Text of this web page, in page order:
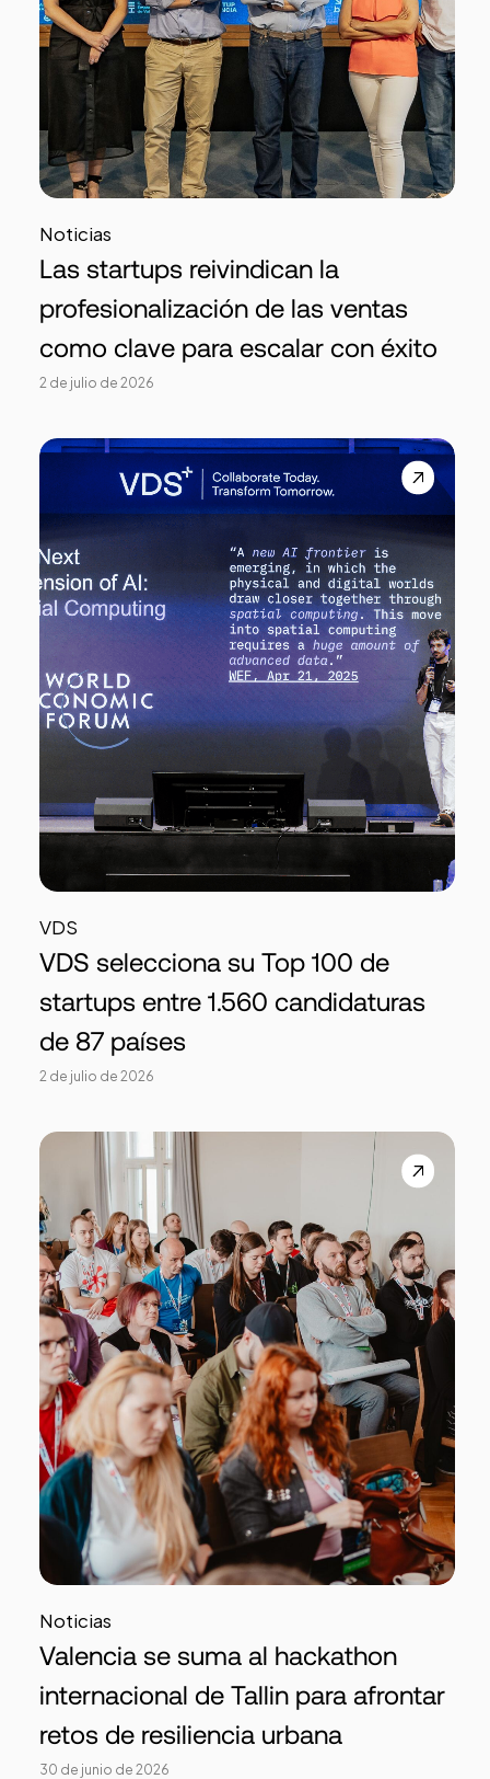
Noticias
Las startups reivindican la
profesionalización de las ventas
como clave para escalar con éxito
2 de julio de 2026
VDS
VDS selecciona su Top 100 de
startups entre 1.560 candidaturas
de 87 países
2 de julio de 2026
Noticias
Valencia se suma al hackathon
internacional de Tallin para afrontar
retos de resiliencia urbana
30 de junio de 2026